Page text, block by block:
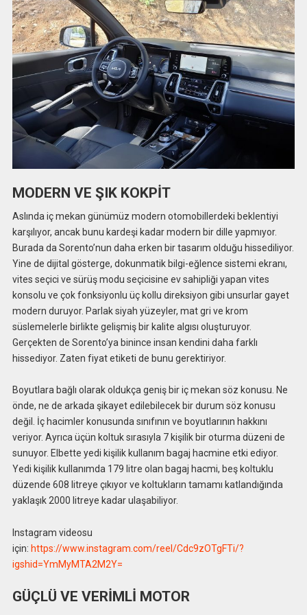
MODERN VE ŞIK KOKPİT
Aslında iç mekan günümüz modern otomobillerdeki beklentiyi
karşılıyor, ancak bunu kardeşi kadar modern bir dille yapmıyor.
Burada da Sorento’nun daha erken bir tasarım olduğu hissediliyor.
Yine de dijital gösterge, dokunmatik bilgi-eğlence sistemi ekranı,
vites seçici ve sürüş modu seçicisine ev sahipliği yapan vites
konsolu ve çok fonksiyonlu üç kollu direksiyon gibi unsurlar gayet
modern duruyor. Parlak siyah yüzeyler, mat gri ve krom
süslemelerle birlikte gelişmiş bir kalite algısı oluşturuyor.
Gerçekten de Sorento’ya binince insan kendini daha farklı
hissediyor. Zaten fiyat etiketi de bunu gerektiriyor.
Boyutlara bağlı olarak oldukça geniş bir iç mekan söz konusu. Ne
önde, ne de arkada şikayet edilebilecek bir durum söz konusu
değil. İç hacimler konusunda sınıfının ve boyutlarının hakkını
veriyor. Ayrıca üçün koltuk sırasıyla 7 kişilik bir oturma düzeni de
sunuyor. Elbette yedi kişilik kullanım bagaj hacmine etki ediyor.
Yedi kişilik kullanımda 179 litre olan bagaj hacmi, beş koltuklu
düzende 608 litreye çıkıyor ve koltukların tamamı katlandığında
yaklaşık 2000 litreye kadar ulaşabiliyor.
Instagram videosu
için: https://www.instagram.com/reel/Cdc9zOTgFTi/?
igshid=YmMyMTA2M2Y=
GÜÇLÜ VE VERİMLİ MOTOR